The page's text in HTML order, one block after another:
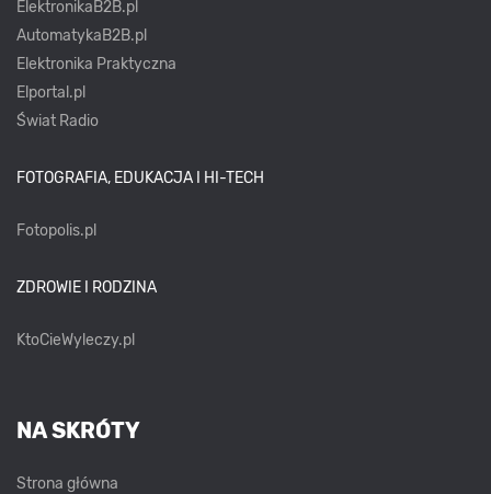
ElektronikaB2B.pl
AutomatykaB2B.pl
Elektronika Praktyczna
Elportal.pl
Świat Radio
FOTOGRAFIA, EDUKACJA I HI-TECH
Fotopolis.pl
ZDROWIE I RODZINA
KtoCieWyleczy.pl
NA SKRÓTY
Strona główna